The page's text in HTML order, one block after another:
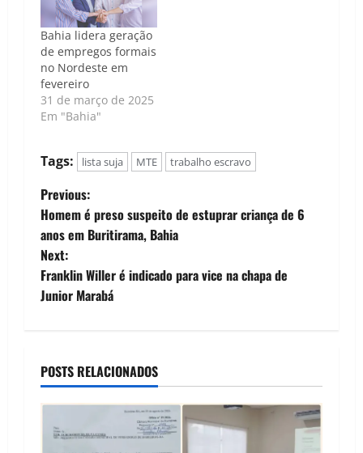
trabalho em
condições análogas…
Bahia lidera geração
de empregos formais
no Nordeste em
fevereiro
31 de março de 2025
Em "Bahia"
Tags: lista suja MTE trabalho escravo
P
o
s
t
a
v
Previous:
Homem é preso suspeito de estuprar criança de 6
anos em Buritirama, Bahia
Next:
Franklin Willer é indicado para vice na chapa de
Junior Marabá
POSTS RELACIONADOS